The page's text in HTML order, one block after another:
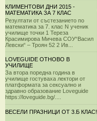
КЛИМЕНТОВИ ДНИ 2015 -
МАТЕМАТИКА ЗА 7 КЛАС
Резултати от състезанието по
математика за 7. клас N ученик
училище точки 1 Тереза
Красимирова Мичева СОУ“Васил
Левски“ – Троян 52 2 Ив...
LOVEGUIDE ОТНОВО В
УЧИЛИЩЕ
За втора поредна година в
училище гостуваха лектори от
платформата за сексуално и
здравно образование Loveguide
https://loveguide.bg/....
ВЕСЕЛИ ПРАЗНИЦИ ОТ 3.Б КЛАС!